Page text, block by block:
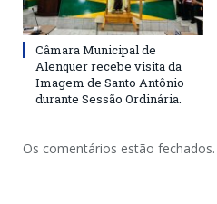
Câmara Municipal de
Alenquer recebe visita da
Imagem de Santo Antônio
durante Sessão Ordinária.
Os comentários estão fechados.